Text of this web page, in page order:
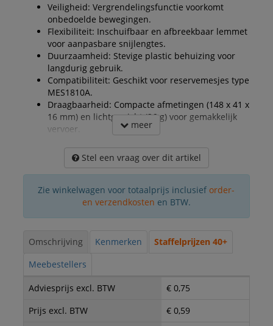
Veiligheid: Vergrendelingsfunctie voorkomt
onbedoelde bewegingen.
Flexibiliteit: Inschuifbaar en afbreekbaar lemmet
voor aanpasbare snijlengtes.
Duurzaamheid: Stevige plastic behuizing voor
langdurig gebruik.
Compatibiliteit: Geschikt voor reservemesjes type
MES1810A.
Draagbaarheid: Compacte afmetingen (148 x 41 x
16 mm) en lichtgewicht (26 g) voor gemakkelijk
vervoer.
meer
Stel een vraag over dit artikel
Zie winkelwagen voor totaalprijs inclusief order-
en verzendkosten en BTW.
Omschrijving Kenmerken
Staffelprijzen 40+
Meebestellers
Adviesprijs excl. BTW
€ 0,75
Prijs excl. BTW
€ 0,59